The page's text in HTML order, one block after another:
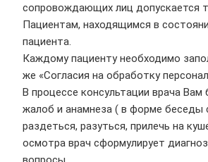
сопровождающих лиц допускается
Пациентам, находящимся в
пациента.
Каждому пациенту необходимо
же «Согласия на обработку
В процессе консультации врача
жалоб и анамнеза ( в форме беседы
раздеться, разуться, прилечь на
осмотра врач сформулирует